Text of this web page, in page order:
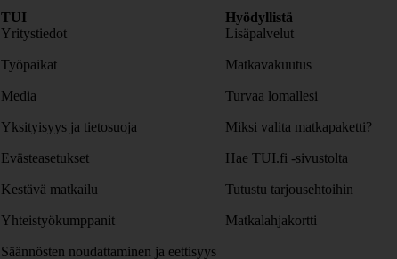
TUI
Yritystiedot
Työpaikat
Media
Yksityisyys ja tietosuoja
Evästeasetukset
Kestävä matkailu
Yhteistyökumppanit
Säännösten noudattaminen ja eettisyys
Hyödyllistä
Lisäpalvelut
Matkavakuutus
Turvaa lomallesi
Miksi valita matkapaketti?
Hae TUI.fi -sivustolta
Tutustu tarjousehtoihin
Matkalahjakortti